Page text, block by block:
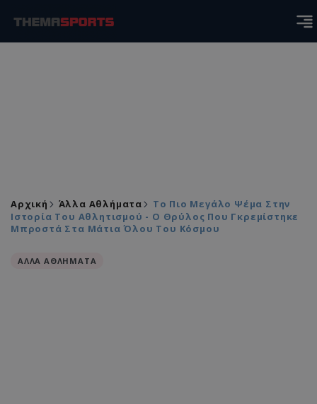
Αρχική Άλλα Αθλήματα
Το Πιο Μεγάλο Ψέμα Στην
Ιστορία Του Αθλητισμού - Ο Θρύλος Που Γκρεμίστηκε
Μπροστά Στα Μάτια Όλου Του Κόσμου
ΑΛΛΑ ΑΘΛΗΜΑΤΑ